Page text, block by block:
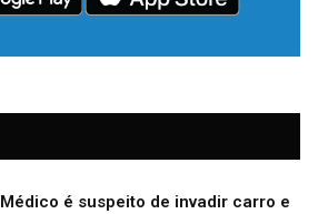
Médico é suspeito de invadir carro e